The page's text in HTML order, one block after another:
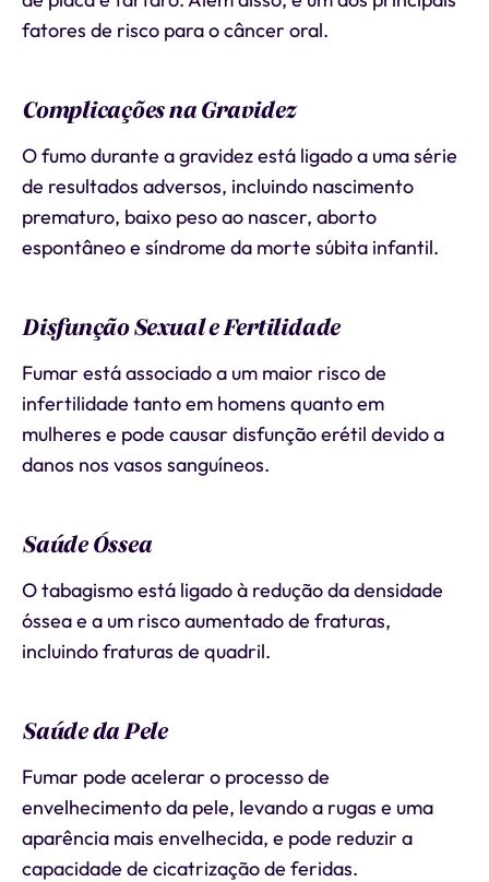
fatores de risco para o câncer oral.
Complicações na Gravidez
O fumo durante a gravidez está ligado a uma série
de resultados adversos, incluindo nascimento
prematuro, baixo peso ao nascer, aborto
espontâneo e síndrome da morte súbita infantil.
Disfunção Sexual e Fertilidade
Fumar está associado a um maior risco de
infertilidade tanto em homens quanto em
mulheres e pode causar disfunção erétil devido a
danos nos vasos sanguíneos.
Saúde Óssea
O tabagismo está ligado à redução da densidade
óssea e a um risco aumentado de fraturas,
incluindo fraturas de quadril.
Saúde da Pele
Fumar pode acelerar o processo de
envelhecimento da pele, levando a rugas e uma
aparência mais envelhecida, e pode reduzir a
capacidade de cicatrização de feridas.